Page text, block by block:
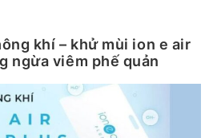
khí – khử mùi ion e air
ngừa viêm phế quản